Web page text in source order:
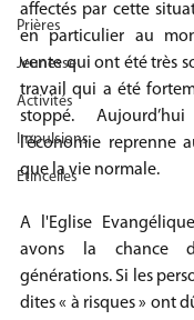
Prières
Jeunesse
Activités
Impulsions
Etincelles
affectés par cette
en particulier au
vente qui ont été très
travail qui a été
stoppé.
l’économie
que la vie normale.
A l'Eglise
avons la chance
générations. Si les
dites « à risques » ont